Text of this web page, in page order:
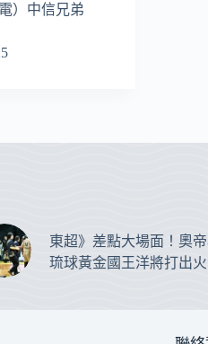
）中信兄弟
東超》差點大場面！奧
琉球黃金國王洋將打出